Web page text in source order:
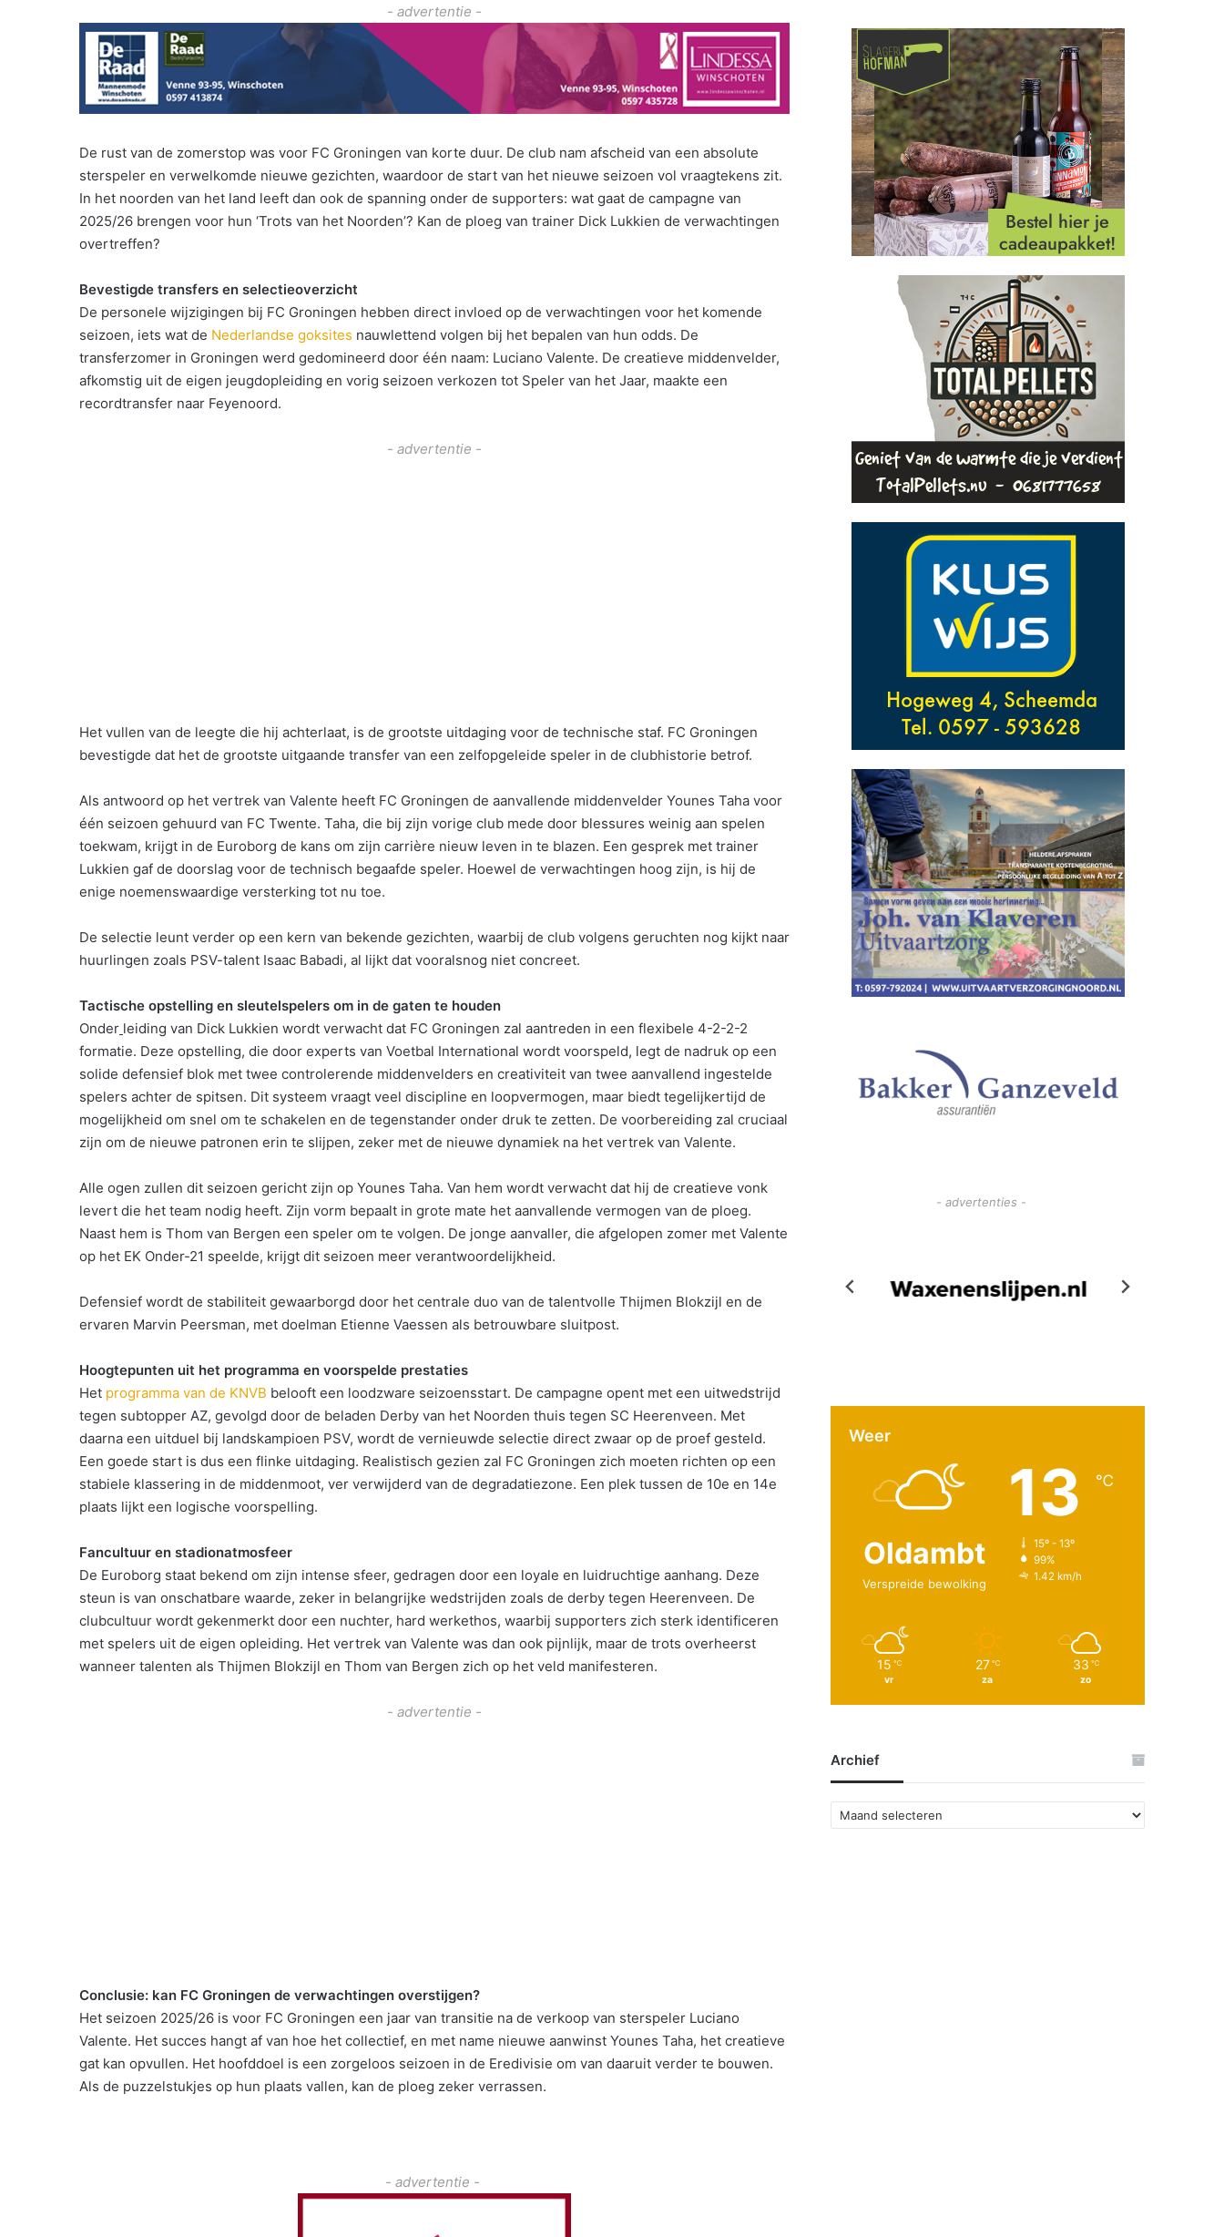
- advertentie -
De rust van de zomerstop was voor FC Groningen van korte duur. De club nam afscheid van een absolute
sterspeler en verwelkomde nieuwe gezichten, waardoor de start van het nieuwe seizoen vol vraagtekens zit.
In het noorden van het land leeft dan ook de spanning onder de supporters: wat gaat de campagne van
2025/26 brengen voor hun ‘Trots van het Noorden’? Kan de ploeg van trainer Dick Lukkien de verwachtingen
overtreffen?
Bevestigde transfers en selectieoverzicht
De personele wijzigingen bij FC Groningen hebben direct invloed op de verwachtingen voor het komende
seizoen, iets wat de Nederlandse goksites nauwlettend volgen bij het bepalen van hun odds. De
transferzomer in Groningen werd gedomineerd door één naam: Luciano Valente. De creatieve middenvelder,
afkomstig uit de eigen jeugdopleiding en vorig seizoen verkozen tot Speler van het Jaar, maakte een
recordtransfer naar Feyenoord.
- advertentie -
Het vullen van de leegte die hij achterlaat, is de grootste uitdaging voor de technische staf. FC Groningen
bevestigde dat het de grootste uitgaande transfer van een zelfopgeleide speler in de clubhistorie betrof.
Als antwoord op het vertrek van Valente heeft FC Groningen de aanvallende middenvelder Younes Taha voor
één seizoen gehuurd van FC Twente. Taha, die bij zijn vorige club mede door blessures weinig aan spelen
toekwam, krijgt in de Euroborg de kans om zijn carrière nieuw leven in te blazen. Een gesprek met trainer
Lukkien gaf de doorslag voor de technisch begaafde speler. Hoewel de verwachtingen hoog zijn, is hij de
enige noemenswaardige versterking tot nu toe.
De selectie leunt verder op een kern van bekende gezichten, waarbij de club volgens geruchten nog kijkt naar
huurlingen zoals PSV-talent Isaac Babadi, al lijkt dat vooralsnog niet concreet.
Tactische opstelling en sleutelspelers om in de gaten te houden
Onder leiding van Dick Lukkien wordt verwacht dat FC Groningen zal aantreden in een flexibele 4-2-2-2
formatie. Deze opstelling, die door experts van Voetbal International wordt voorspeld, legt de nadruk op een
solide defensief blok met twee controlerende middenvelders en creativiteit van twee aanvallend ingestelde
spelers achter de spitsen. Dit systeem vraagt veel discipline en loopvermogen, maar biedt tegelijkertijd de
mogelijkheid om snel om te schakelen en de tegenstander onder druk te zetten. De voorbereiding zal cruciaal
zijn om de nieuwe patronen erin te slijpen, zeker met de nieuwe dynamiek na het vertrek van Valente.
Alle ogen zullen dit seizoen gericht zijn op Younes Taha. Van hem wordt verwacht dat hij de creatieve vonk
levert die het team nodig heeft. Zijn vorm bepaalt in grote mate het aanvallende vermogen van de ploeg.
Naast hem is Thom van Bergen een speler om te volgen. De jonge aanvaller, die afgelopen zomer met Valente
op het EK Onder-21 speelde, krijgt dit seizoen meer verantwoordelijkheid.
Defensief wordt de stabiliteit gewaarborgd door het centrale duo van de talentvolle Thijmen Blokzijl en de
ervaren Marvin Peersman, met doelman Etienne Vaessen als betrouwbare sluitpost.
Hoogtepunten uit het programma en voorspelde prestaties
Het programma van de KNVB belooft een loodzware seizoensstart. De campagne opent met een uitwedstrijd
tegen subtopper AZ, gevolgd door de beladen Derby van het Noorden thuis tegen SC Heerenveen. Met
daarna een uitduel bij landskampioen PSV, wordt de vernieuwde selectie direct zwaar op de proef gesteld.
Een goede start is dus een flinke uitdaging. Realistisch gezien zal FC Groningen zich moeten richten op een
stabiele klassering in de middenmoot, ver verwijderd van de degradatiezone. Een plek tussen de 10e en 14e
plaats lijkt een logische voorspelling.
Fancultuur en stadionatmosfeer
De Euroborg staat bekend om zijn intense sfeer, gedragen door een loyale en luidruchtige aanhang. Deze
steun is van onschatbare waarde, zeker in belangrijke wedstrijden zoals de derby tegen Heerenveen. De
clubcultuur wordt gekenmerkt door een nuchter, hard werkethos, waarbij supporters zich sterk identificeren
met spelers uit de eigen opleiding. Het vertrek van Valente was dan ook pijnlijk, maar de trots overheerst
wanneer talenten als Thijmen Blokzijl en Thom van Bergen zich op het veld manifesteren.
- advertentie -
Conclusie: kan FC Groningen de verwachtingen overstijgen?
Het seizoen 2025/26 is voor FC Groningen een jaar van transitie na de verkoop van sterspeler Luciano
Valente. Het succes hangt af van hoe het collectief, en met name nieuwe aanwinst Younes Taha, het creatieve
gat kan opvullen. Het hoofddoel is een zorgeloos seizoen in de Eredivisie om van daaruit verder te bouwen.
Als de puzzelstukjes op hun plaats vallen, kan de ploeg zeker verrassen.
- advertentie -
- advertenties -
Weer
Oldambt
Verspreide bewolking
13 ℃
15º - 13º
99%
1.42 km/h
15 ℃
vr
27 ℃
za
33 ℃
zo
Archief
r